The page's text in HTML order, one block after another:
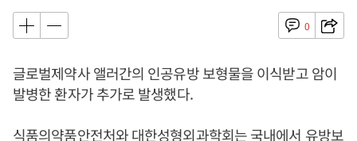
0
글로벌제약사 앨러간의 인공유방 보형물을 이식받고 암이
발병한 환자가 추가로 발생했다.
식품의약품안전처와 대한성형외과학회는 국내에서 유방보